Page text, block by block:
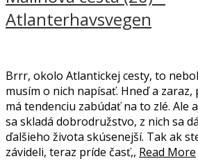
Atlanterhavsvegen
Brrr, okolo Atlantickej cesty, to
musím o nich napísať. Hneď a
má tendenciu zabúdať na to zlé. Ale
sa skladá dobrodružstvo, z nich sa
ďalšieho života skúsenejší. Tak ak
závideli, teraz príde časť,, Read More